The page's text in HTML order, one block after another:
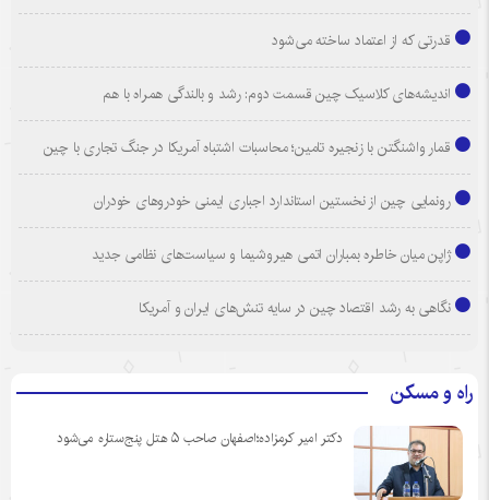
قدرتی که از اعتماد ساخته می‌شود
اندیشه‌های کلاسیک چین قسمت دوم: رشد و بالندگی همراه با هم
قمار واشنگتن با زنجیره تامین؛ محاسبات اشتباه آمریکا در جنگ تجاری با چین
رونمایی چین از نخستین استاندارد اجباری ایمنی خودروهای خودران
ژاپن میان خاطره بمباران اتمی هیروشیما و سیاست‌های نظامی جدید
نگاهی به رشد اقتصاد چین در سایه تنش‌های ایران و آمریکا
راه و مسکن
دکتر امیر کرمزاده؛اصفهان صاحب ۵ هتل پنج‌ستاره می‌شود